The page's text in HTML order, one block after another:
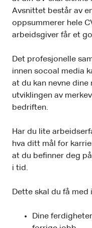
Avsnittet består av
oppsummerer hele
arbeidsgiver får et
Det profesjonelle
innen socoal media
at du kan nevne
utviklingen av
bedriften.
Har du lite
hva ditt mål for
at du befinner deg
i tid.
Dette skal du få
Dine